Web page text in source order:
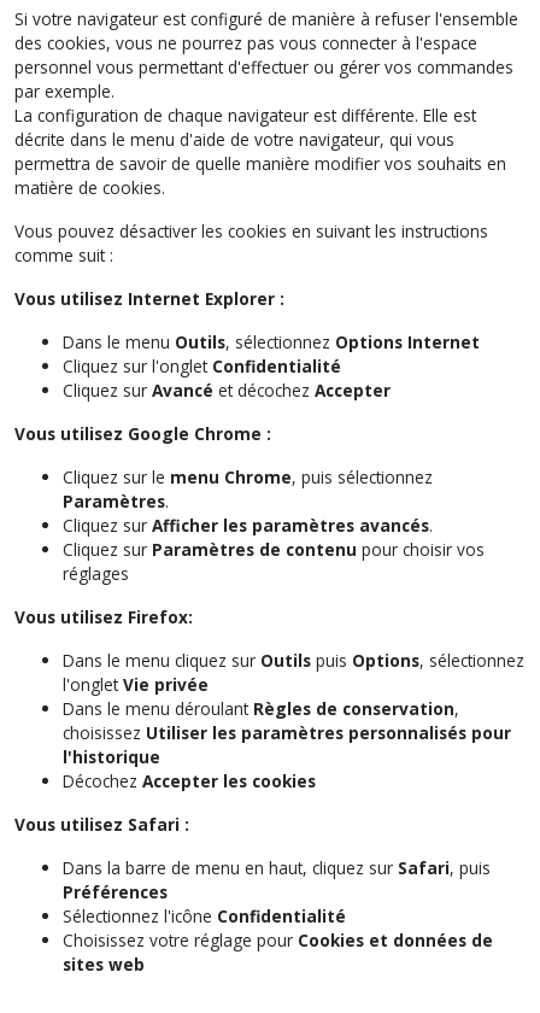
Si votre navigateur est configuré de manière à refuser l'ensemble
des cookies, vous ne pourrez pas vous connecter à l'espace
personnel vous permettant d'effectuer ou gérer vos commandes
par exemple.
La configuration de chaque navigateur est différente. Elle est
décrite dans le menu d'aide de votre navigateur, qui vous
permettra de savoir de quelle manière modifier vos souhaits en
matière de cookies.
Vous pouvez désactiver les cookies en suivant les instructions
comme suit :
Vous utilisez Internet Explorer :
Dans le menu Outils, sélectionnez Options Internet
Cliquez sur l'onglet Confidentialité
Cliquez sur Avancé et décochez Accepter
Vous utilisez Google Chrome :
Cliquez sur le menu Chrome, puis sélectionnez
Paramètres.
Cliquez sur Afficher les paramètres avancés.
Cliquez sur Paramètres de contenu pour choisir vos
réglages
Vous utilisez Firefox:
Dans le menu cliquez sur Outils puis Options, sélectionnez
l'ongletVie privée
Dans le menu déroulant Règles de conservation,
choisissez Utiliser les paramètres personnalisés pour
l'historique
Décochez Accepter les cookies
Vous utilisez Safari :
Dans la barre de menu en haut, cliquez sur Safari, puis
Préférences
Sélectionnez l'icône Confidentialité
Choisissez votre réglage pour Cookies et données de
sites web